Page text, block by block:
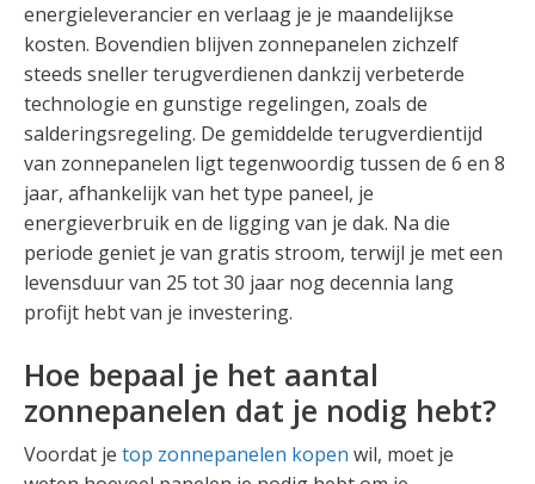
energieleverancier en verlaag je je maandelijkse
kosten. Bovendien blijven zonnepanelen zichzelf
steeds sneller terugverdienen dankzij verbeterde
technologie en gunstige regelingen, zoals de
salderingsregeling. De gemiddelde terugverdientijd
van zonnepanelen ligt tegenwoordig tussen de 6 en 8
jaar, afhankelijk van het type paneel, je
energieverbruik en de ligging van je dak. Na die
periode geniet je van gratis stroom, terwijl je met een
levensduur van 25 tot 30 jaar nog decennia lang
profijt hebt van je investering.
Hoe bepaal je het aantal
zonnepanelen dat je nodig hebt?
Voordat je top zonnepanelen kopen wil, moet je